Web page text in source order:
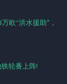
欧“洪水援助”，
轮番上阵!